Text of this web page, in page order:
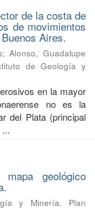
de la costa de
de movimientos
Aires.
;Alonso, Guadalupe
de Geología y
en la mayor
no es la
del Plata (principal
geológico
y Minería. Plan